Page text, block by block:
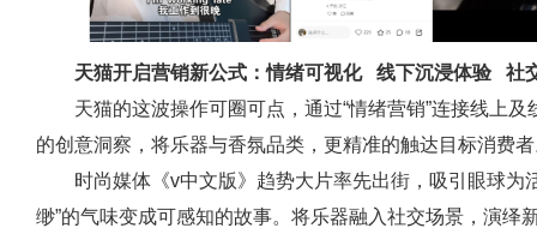
天猫开启营销新公式：情绪可视化 线下沉浸体验 社
天猫的这波操作可圈可点，通过“情绪营销”连接线上
的创意洞察，将乐器与香氛品类，更精准的触达目标消费
时尚媒体《v中文版》趋势大片率先出街，吸引眼球为
缈”的气味变成可感知的故事。将乐器融入社交场景，演绎